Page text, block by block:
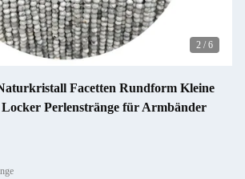
2 / 6
Facetten Rundform Kleine
Perlenstränge für Armbänder